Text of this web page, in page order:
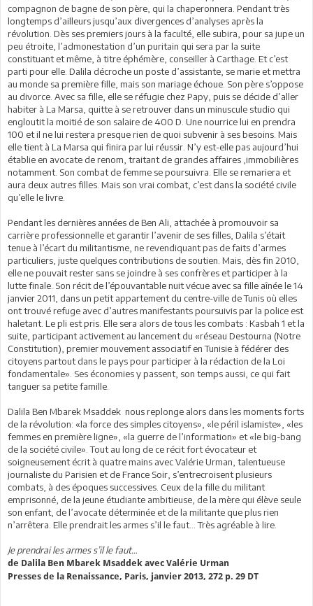
compagnon de bagne de son père, qui la chaperonnera. Pendant très
longtemps d’ailleurs jusqu’aux divergences d’analyses après la
révolution. Dès ses premiers jours à la faculté, elle subira, pour sa jupe un
peu étroite, l’admonestation d’un puritain qui sera par la suite
constituant et même, à titre éphémère, conseiller à Carthage. Et c’est
parti pour elle. Dalila décroche un poste d’assistante, se marie et mettra
au monde sa première fille, mais son mariage échoue. Son père s’oppose
au divorce. Avec sa fille, elle se réfugie chez Papy, puis se décide d’aller
habiter à La Marsa, quitte à se retrouver dans un minuscule studio qui
engloutit la moitié de son salaire de 400 D. Une nourrice lui en prendra
100 et il ne lui restera presque rien de quoi subvenir à ses besoins. Mais
elle tient à La Marsa qui finira par lui réussir. N’y est-elle pas aujourd’hui
établie en avocate de renom, traitant de grandes affaires ,immobilières
notamment. Son combat de femme se poursuivra. Elle se remariera et
aura deux autres filles. Mais son vrai combat, c’est dans la société civile
qu’elle le livre.
Pendant les dernières années de Ben Ali, attachée à promouvoir sa
carrière professionnelle et garantir l’avenir de ses filles, Dalila s’était
tenue à l’écart du militantisme, ne revendiquant pas de faits d’armes
particuliers, juste quelques contributions de soutien. Mais, dès fin 2010,
elle ne pouvait rester sans se joindre à ses confrères et participer à la
lutte finale. Son récit de l’épouvantable nuit vécue avec sa fille aînée le 14
janvier 2011, dans un petit appartement du centre-ville de Tunis où elles
ont trouvé refuge avec d’autres manifestants poursuivis par la police est
haletant. Le pli est pris. Elle sera alors de tous les combats : Kasbah 1 et la
suite, participant activement au lancement du «réseau Destourna (Notre
Constitution), premier mouvement associatif en Tunisie à fédérer des
citoyens partout dans le pays pour participer à la rédaction de la Loi
fondamentale». Ses économies y passent, son temps aussi, ce qui fait
tanguer sa petite famille.
Dalila Ben Mbarek Msaddek nous replonge alors dans les moments forts
de la révolution: «la force des simples citoyens», «le péril islamiste», «les
femmes en première ligne», «la guerre de l’information» et «le big-bang
de la société civile». Tout au long de ce récit fort évocateur et
soigneusement écrit à quatre mains avec Valérie Urman, talentueuse
journaliste du Parisien et de France Soir, s’entrecroisent plusieurs
combats, à des époques successives. Ceux de la fille du militant
emprisonné, de la jeune étudiante ambitieuse, de la mère qui élève seule
son enfant, de l’avocate déterminée et de la militante que plus rien
n’arrêtera. Elle prendrait les armes s’il le faut… Très agréable à lire.
Je prendrai les armes s’il le faut…
de Dalila Ben Mbarek Msaddek avec Valérie Urman
Presses de la Renaissance, Paris, janvier 2013, 272 p. 29 DT